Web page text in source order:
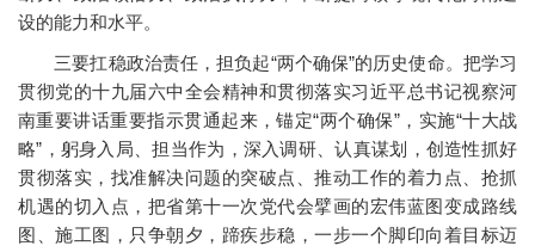
设的能力和水平。
三要扛稳政治责任，担负起“两个确保”的历史使命。把学习
贯彻党的十九届六中全会精神和贯彻落实习近平总书记视察河
南重要讲话重要指示贯通起来，锚定“两个确保”，实施“十大战
略”，躬身入局、担当作为，深入调研、认真谋划，创造性抓好
贯彻落实，找准解决问题的突破点、推动工作的着力点、抢抓
机遇的切入点，把省第十一次党代会擘画的宏伟蓝图变成路线
图、施工图，只争朝夕，蹄疾步稳，一步一个脚印向着目标迈